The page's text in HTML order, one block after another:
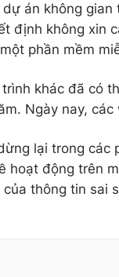
án không
định không xin
phần mềm
khác đã có
Ngày nay,
lại trong các
hoạt động trên
thông tin sai